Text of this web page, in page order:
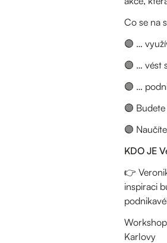
Co se na
🟣 …
🟣 … vést
🟣 …
🟣
🟣
KDO JE
👉
inspiraci
Karlovy